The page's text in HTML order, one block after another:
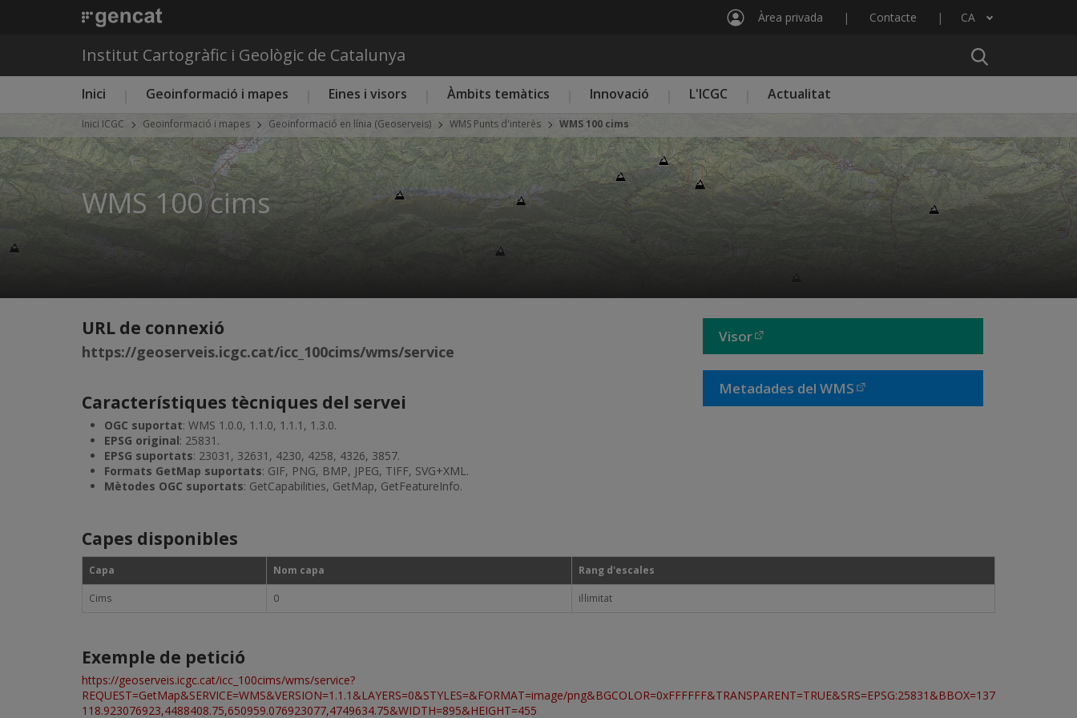
Àrea privada Contacte CA
Llista les accions addicionals
Institut Cartogràfic i Geològic de Catalunya
Menú principal ICGC
Inici Geoinformació i mapes Eines i visors Àmbits temàtics Innovació L'ICGC Actualitat
Inici ICGC Geoinformació i mapes Geoinformació en línia (Geoserveis) WMS Punts d'interès WMS 100 cims
WMS 100 cims
URL de connexió
https://geoserveis.icgc.cat/icc_100cims/wms/service
Característiques tècniques del servei
OGC suportat: WMS 1.0.0, 1.1.0, 1.1.1, 1.3.0.
EPSG original: 25831.
EPSG suportats: 23031, 32631, 4230, 4258, 4326, 3857.
Formats GetMap suportats: GIF, PNG, BMP, JPEG, TIFF, SVG+XML.
Mètodes OGC suportats: GetCapabilities, GetMap, GetFeatureInfo.
Visor
Metadades del WMS
Capes disponibles
Capa Nom capa Rang d'escales
Cims 0 il·limitat
Exemple de petició
https://geoserveis.icgc.cat/icc_100cims/wms/service?
REQUEST=GetMap&SERVICE=WMS&VERSION=1.1.1&LAYERS=0&STYLES=&FORMAT=image/png&BGCOLOR=0xFFFFFF&TRANSPARENT=TRUE&SRS=EPSG:25831&BBOX=137
118.923076923,4488408.75,650959.076923077,4749634.75&WIDTH=895&HEIGHT=455